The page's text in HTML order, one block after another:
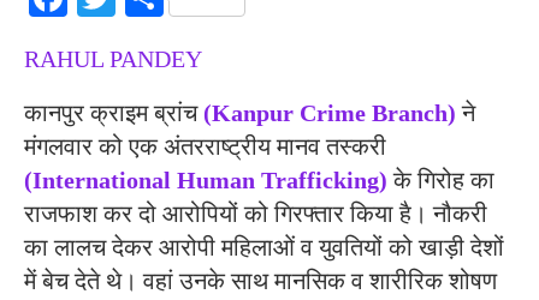
RAHUL PANDEY
कानपुर क्राइम ब्रांच(Kanpur Crime Branch) ने
मंगलवार को एक अंतरराष्ट्रीय मानव तस्करी
(International Human Trafficking)के गिरोह का
राजफाश कर दो आरोपियों को गिरफ्तार किया है। नौकरी
का लालच देकर आरोपी महिलाओं व युवतियों को खाड़ी देशों
में बेच देते थे। वहां उनके साथ मानसिक व शारीरिक शोषण